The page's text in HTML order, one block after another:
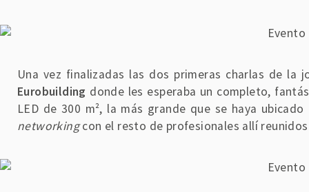
Una vez finalizadas las dos primeras charlas de
Eurobuilding donde les esperaba un completo,
LED de 300 m², la más grande que se haya
networkingcon el resto de profesionales allí